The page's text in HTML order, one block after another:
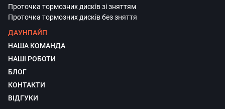
Проточка тормозних дисків зі зняттям
Проточка тормозних дисків без зняття
ДАУНПАЙП
НАША КОМАНДА
НАШІ РОБОТИ
БЛОГ
КОНТАКТИ
ВІДГУКИ